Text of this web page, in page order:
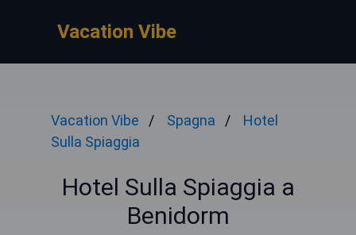
Vacation Vibe
Vacation Vibe Spagna
Hotel
Sulla Spiaggia
Hotel Sulla Spiaggia a
Benidorm